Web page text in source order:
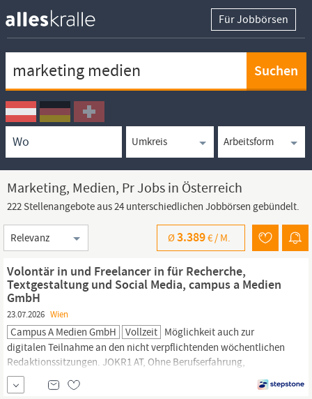
Für Jobbörsen
Ortssuche
Umkreissuche
Arbeitsform
Marketing, Medien, Pr Jobs in Österreich
222 Stellenangebote aus 24 unterschiedlichen Jobbörsen gebündelt.
Sortierung
Ø3.389€ / M.
Volontär in und Freelancer in für Recherche,
Textgestaltung und Social Media, campus a Medien
GmbH
23.07.2026 Wien
Campus A Medien GmbH Vollzeit Möglichkeit auch zur
digitalen Teilnahme an den nicht verpflichtenden wöchentlichen
Redaktionssitzungen. JOKR1 AT, Ohne Berufserfahrung,
Marketing
| Online-
(Film, Funk, TV, Verlage),
Feste Anstellung, Teilzeit, Vollzeit